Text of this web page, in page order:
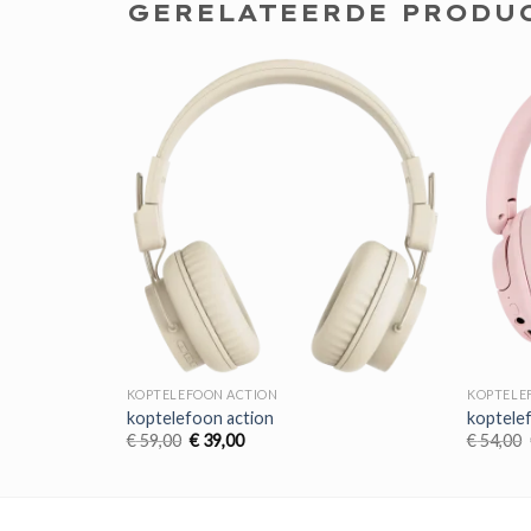
GERELATEERDE
KOPTELEFOON ACTION
koptelefoon action
€59,00 Oorspronkelijke
€39,00Huidige
€54,00